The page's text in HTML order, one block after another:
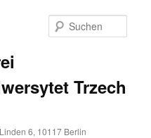
Trzech
6, 10117 Berlin